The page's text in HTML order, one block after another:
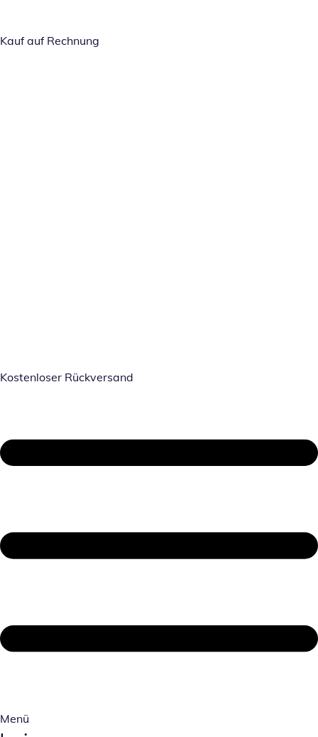
Kauf auf Rechnung
Kostenloser Rückversand
Menü